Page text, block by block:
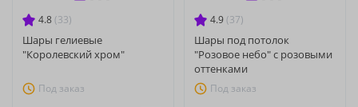
4.8 (33)
Шары гелиевые
"Королевский хром"
Под заказ
4.9 (37)
Шары под потолок
"Розовое небо" с розовыми
оттенками
Под заказ